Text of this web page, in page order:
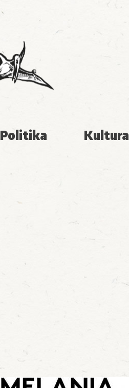
Politika Kultura